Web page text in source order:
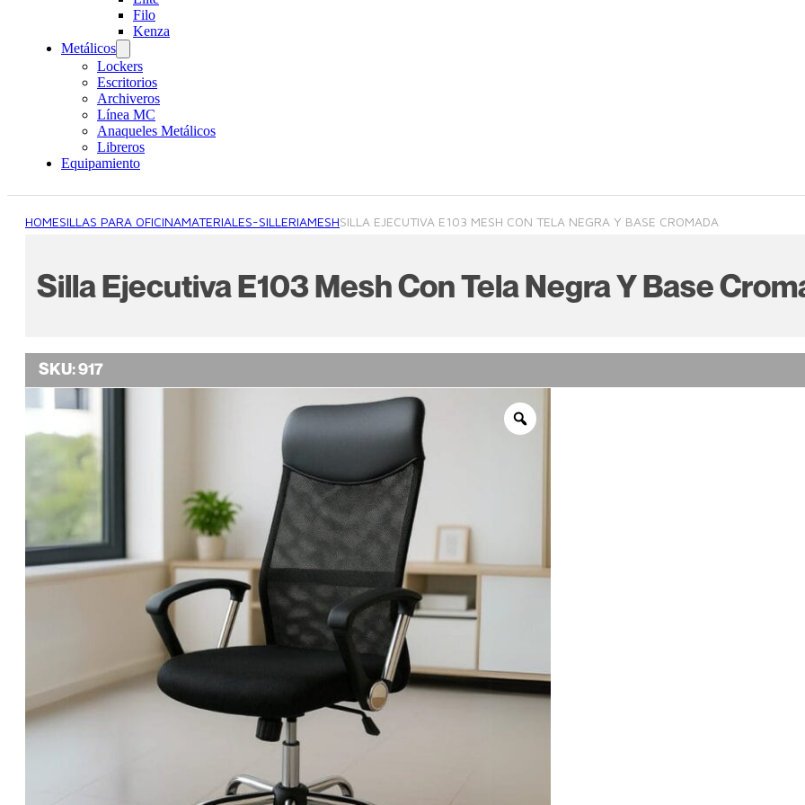
Filo
Kenza
Metálicos
Lockers
Escritorios
Archiveros
Línea MC
Anaqueles Metálicos
Libreros
Equipamiento
HOMESILLAS PARA OFICINAMATERIALES-SILLERIAMESHSILLA EJECUTIVA E103 MESH CON TELA NEGRA Y BASE CROMADA
Silla Ejecutiva E103 Mesh Con Tela Negra Y Base
SKU:917